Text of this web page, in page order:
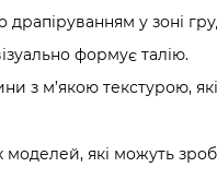
драпіруванням у зоні
формує талію.
з м’якою текстурою,
моделей, які можуть